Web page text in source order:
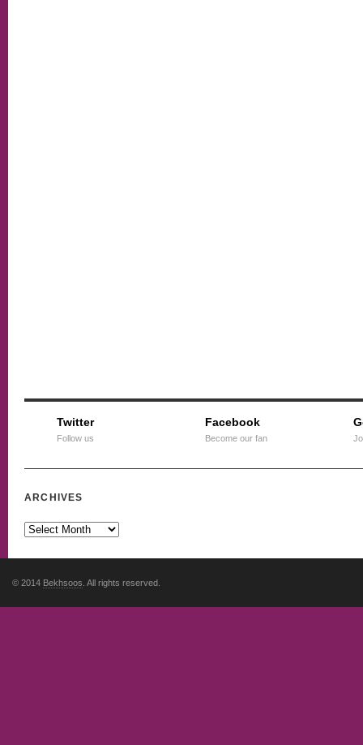
Twitter
Follow us
Facebook
Become our fan
ARCHIVES
© 2014 Bekhsoos . All rights reserved.